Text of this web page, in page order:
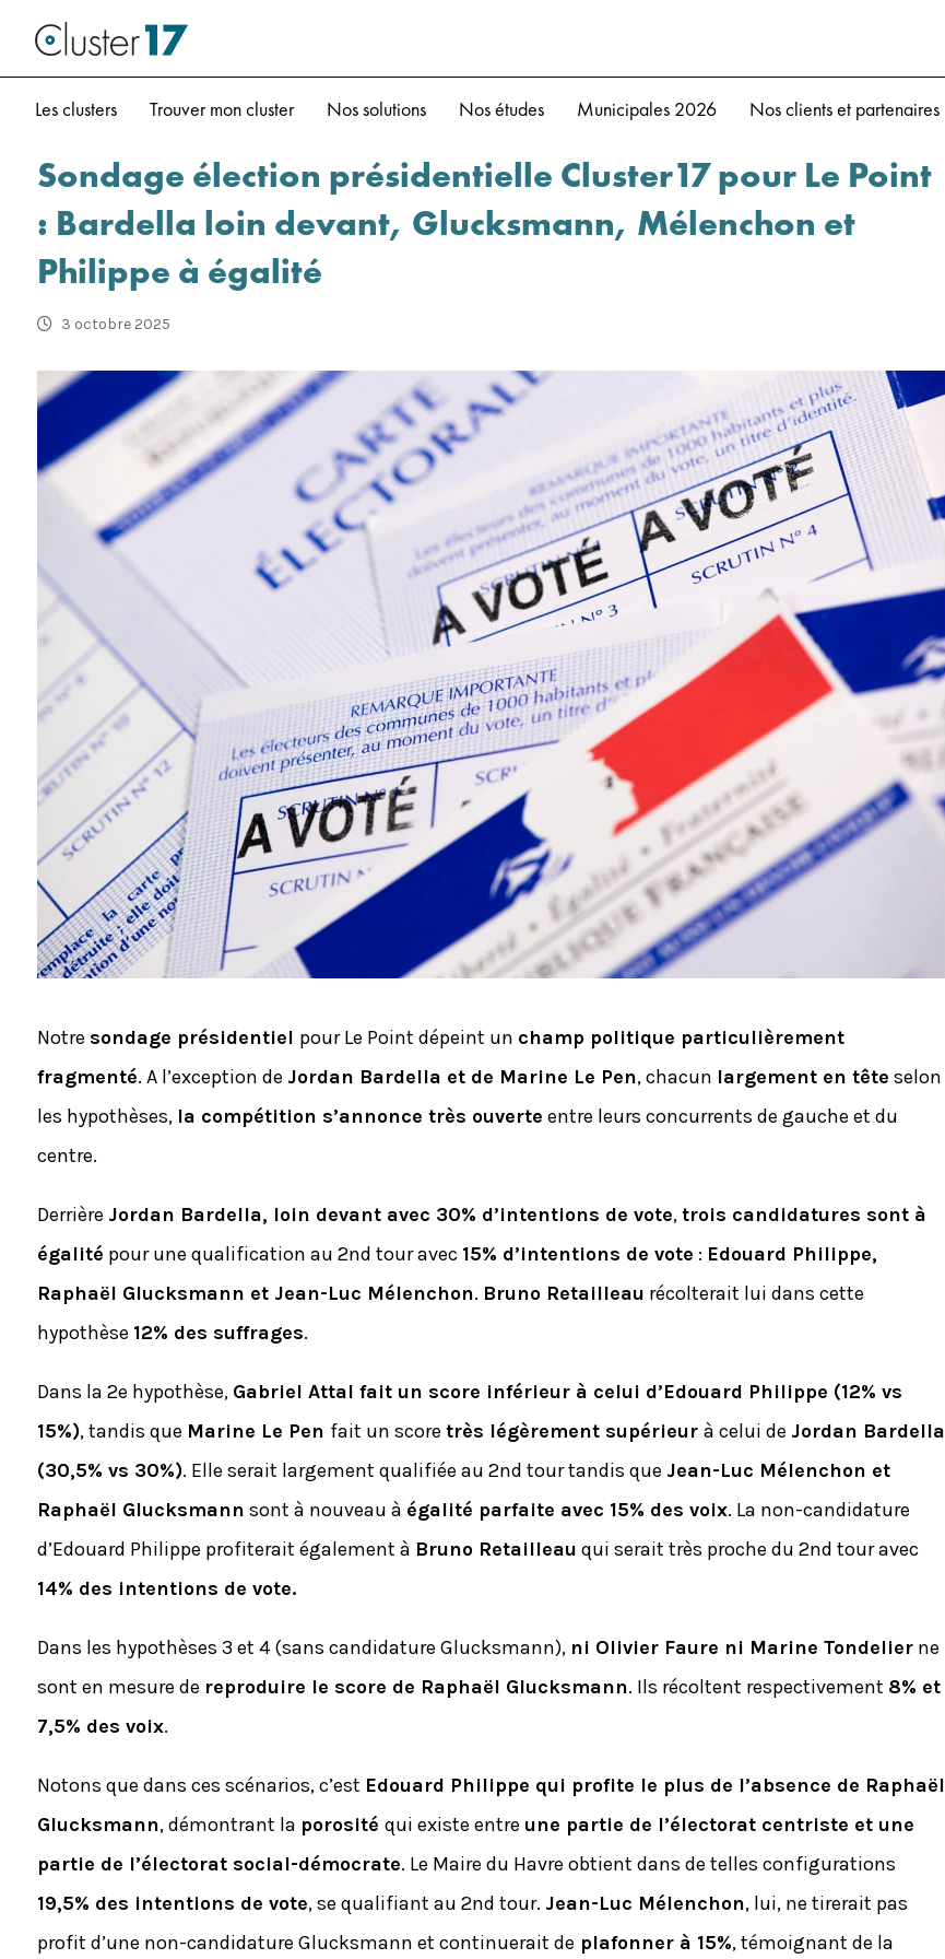
Les clusters Trouver mon cluster Nos solutions Nos études Municipales 2026 Nos clients et partenaires
Sondage élection présidentielle Cluster17 pour Le Point
: Bardella loin devant, Glucksmann, Mélenchon et
Philippe à égalité
3 octobre 2025
Notre sondage présidentiel pour Le Point dépeint un champ politique particulièrement
fragmenté. A l’exception de Jordan Bardella et de Marine Le Pen, chacun largement en tête selon
les hypothèses, la compétition s’annonce très ouverte entre leurs concurrents de gauche et du
centre.
Derrière Jordan Bardella, loin devant avec 30% d’intentions de vote,trois candidatures sont à
égalité pour une qualification au 2nd tour avec 15% d’intentions de vote : Edouard Philippe,
Raphaël Glucksmann et Jean-Luc Mélenchon. Bruno Retailleau récolterait lui dans cette
hypothèse 12% des suffrages.
Dans la 2e hypothèse, Gabriel Attal fait un score inférieur à celui d’Edouard Philippe (12% vs
15%), tandis que Marine Le Pen fait un score très légèrement supérieur à celui de Jordan Bardella
(30,5% vs 30%). Elle serait largement qualifiée au 2nd tour tandis que Jean-Luc Mélenchon et
Raphaël Glucksmann sont à nouveau à égalité parfaite avec 15% des voix. La non-candidature
d’Edouard Philippe profiterait également à Bruno Retailleau qui serait très proche du 2nd tour avec
14% des intentions de vote.
Dans les hypothèses 3 et 4 (sans candidature Glucksmann), ni Olivier Faure ni Marine Tondelierne
sont en mesure de reproduire le score de Raphaël Glucksmann. Ils récoltent respectivement 8% et
7,5% des voix.
Notons que dans ces scénarios, c’est Edouard Philippe qui profite le plus de l’absence de Raphaël
Glucksmann, démontrant la porosité qui existe entre une partie de l’électorat centriste et une
partie de l’électorat social-démocrate. Le Maire du Havre obtient dans de telles configurations
19,5% des intentions de vote, se qualifiant au 2nd tour. Jean-Luc Mélenchon, lui, ne tirerait pas
profit d’une non-candidature Glucksmann et continuerait de plafonner à 15%, témoignant de la